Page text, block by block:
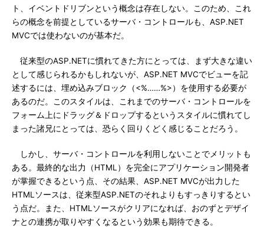
ト、イベントドリブンという概念は存在しない。このため、これ
らの概念を前提としているサーバ・コントロールも、ASP.NET
MVCでは使わないのが基本だ。
従来型のASP.NETに慣れてきた方にとっては、まず大きな違い
として感じられるかもしれないが、ASP.NET MVCでビューを記
述するには、埋め込みブロック（<%……%>）を使用する必要が
あるのだ。このスタイルは、これまでのサーバ・コントロールを
フォーム上にドラッグ＆ドロップするというスタイルに慣れてし
まった諸兄にとっては、恐らく回りくどく感じることだろう。
しかし、サーバ・コントロールを利用しないことでメリットも
ある。最終的な出力（HTML）を完全にアプリケーション開発者
が掌握できるという点、その結果、ASP.NET MVCが出力した
HTMLソースは、従来型ASP.NETのそれよりもすっきりするとい
う点だ。また、HTMLソースがクリアになれば、おのずとデザイ
ナとの連携が取りやすくなるという効果も期待できる。